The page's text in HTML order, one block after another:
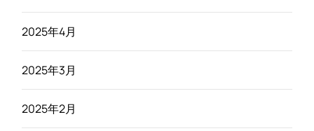
2025年4月
2025年3月
2025年2月